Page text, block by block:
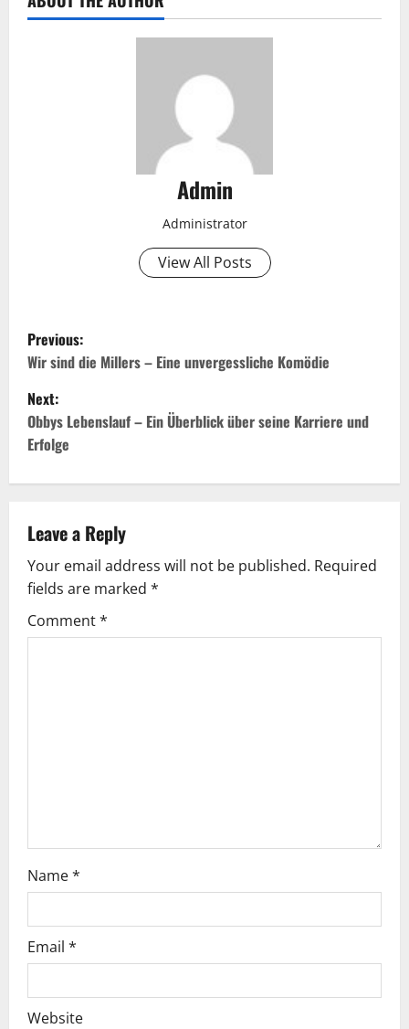
Admin
Administrator
View All Posts
P
o
s
t
n
a
v
i
g
Previous:
Wir sind die Millers – Eine unvergessliche Komödie
Next:
Obbys Lebenslauf – Ein Überblick über seine Karriere und
Erfolge
Leave a Reply
Your email address will not be published. Required
fields are marked *
Comment*
Name*
Email *
Website